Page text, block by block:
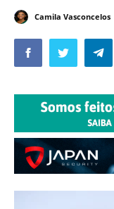
Camila Vasconcelos